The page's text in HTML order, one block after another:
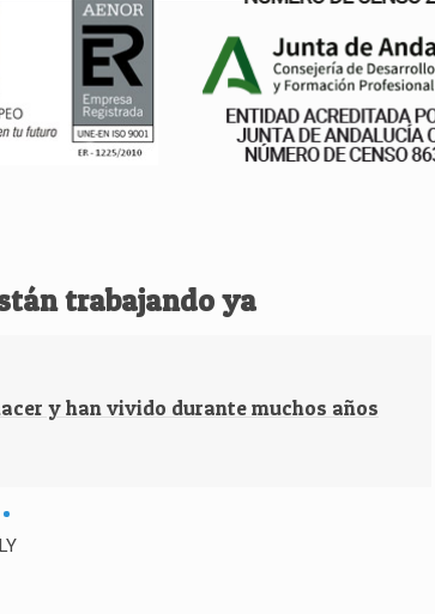
trabajando ya
y han vivido durante muchos años